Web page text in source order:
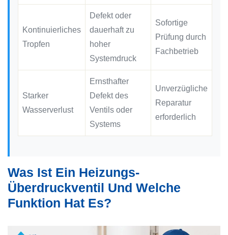
Kontinuierliches
Tropfen
Defekt oder
dauerhaft zu
hoher
Systemdruck
Sofortige
Prüfung durch
Fachbetrieb
Starker
Wasserverlust
Ernsthafter
Defekt des
Ventils oder
Systems
Unverzügliche
Reparatur
erforderlich
Was Ist Ein Heizungs-
Überdruckventil Und Welche
Funktion Hat Es?